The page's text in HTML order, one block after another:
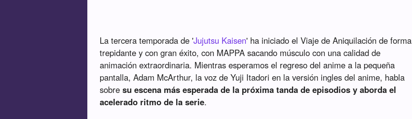
La tercera temporada de 'Jujutsu Kaisen' ha iniciado el Viaje de Aniquilación de forma
trepidante y con gran éxito, con MAPPA sacando músculo con una calidad de
animación extraordinaria. Mientras esperamos el regreso del anime a la pequeña
pantalla, Adam McArthur, la voz de Yuji Itadori en la versión ingles del anime, habla
sobresu escena más esperada de la próxima tanda de episodios y aborda el
acelerado ritmo de la serie.